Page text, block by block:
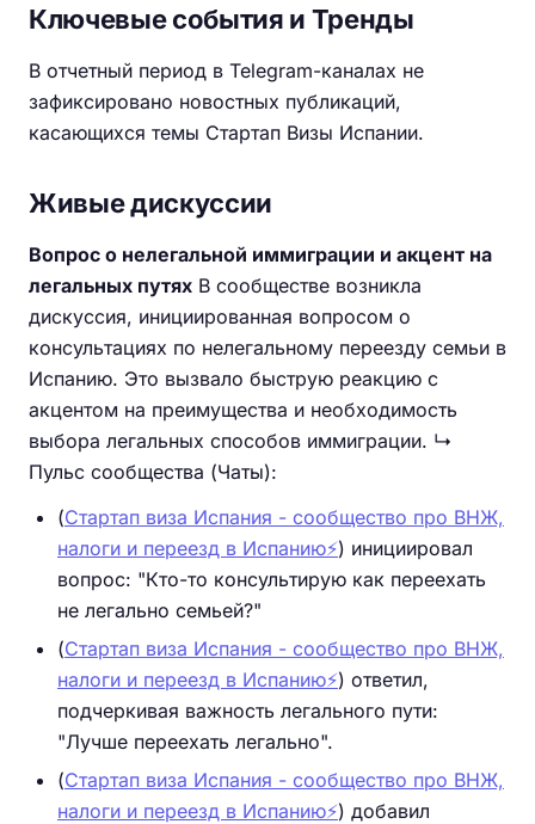
Ключевые события и Тренды
В отчетный период в Telegram-каналах не
зафиксировано новостных публикаций,
касающихся темы Стартап Визы Испании.
Живые дискуссии
Вопрос о нелегальной иммиграции и акцент на
легальных путях В сообществе возникла
дискуссия, инициированная вопросом о
консультациях по нелегальному переезду семьи в
Испанию. Это вызвало быструю реакцию с
акцентом на преимущества и необходимость
выбора легальных способов иммиграции. ↳
Пульс сообщества (Чаты):
(Стартап виза Испания - сообщество про ВНЖ,
налоги и переезд в Испанию⚡️) инициировал
вопрос: "Кто-то консультирую как переехать
не легально семьей?"
(Стартап виза Испания - сообщество про ВНЖ,
налоги и переезд в Испанию⚡️) ответил,
подчеркивая важность легального пути:
"Лучше переехать легально".
(Стартап виза Испания - сообщество про ВНЖ,
налоги и переезд в Испанию⚡️) добавил